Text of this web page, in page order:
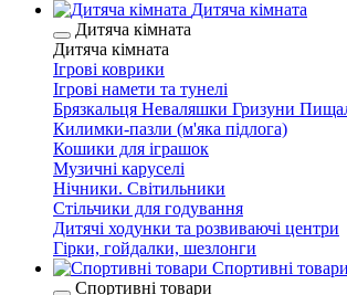
Дитяча кімната
Дитяча кімната
Дитяча кімната
Ігрові коврики
Ігрові намети та тунелі
Брязкальця Неваляшки Гризуни
Килимки-пазли (м'яка підлога)
Кошики для іграшок
Музичні каруселі
Нічники. Світильники
Стільчики для годування
Дитячі ходунки та розвиваючі центри
Гірки, гойдалки, шезлонги
Спортивні товари
Спортивні товари